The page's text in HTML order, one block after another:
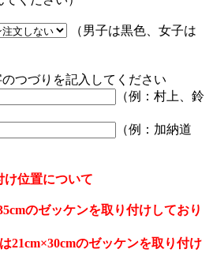
（男子は黒色、女子は
つづりを記入してください
（例：村上、鈴
（例：加納道
け位置について
のゼッケンを取り付けしており
21cm×30cmのゼッケンを取り付け